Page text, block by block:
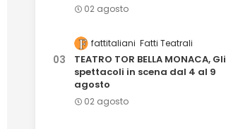
02 agosto
fattitaliani Fatti Teatrali
TEATRO TOR BELLA MONACA, Gli
spettacoli in scena dal 4 al 9
agosto
02 agosto